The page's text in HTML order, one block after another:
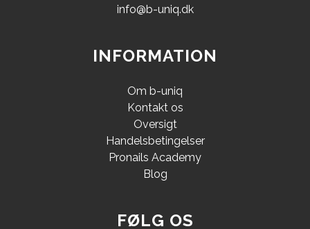
info@b-uniq.dk
INFORMATION
Om b-uniq
Kontakt os
Oversigt
Handelsbetingelser
Pronails Academy
Blog
FØLG OS